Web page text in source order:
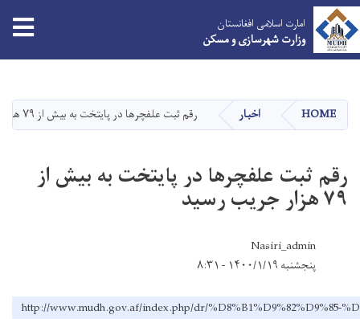
main
content
امارت اسلامی افغانستان
وزارت شهرسازی و مسکن
HOME اخبار رقم ثبت علفچرها در پایتخت به بیش از ۷۹ هزار جریب رسید
رقم ثبت علفچرها در پایتخت به بیش از
۷۹ هزار جریب رسید
Nasiri_admin
پنجشنبه ۱۴۰۰/۱/۱۹ - ۸:۳۱
http://www.mudh.gov.af/index.php/dr/%D8%B1%D9%82%D9%85-